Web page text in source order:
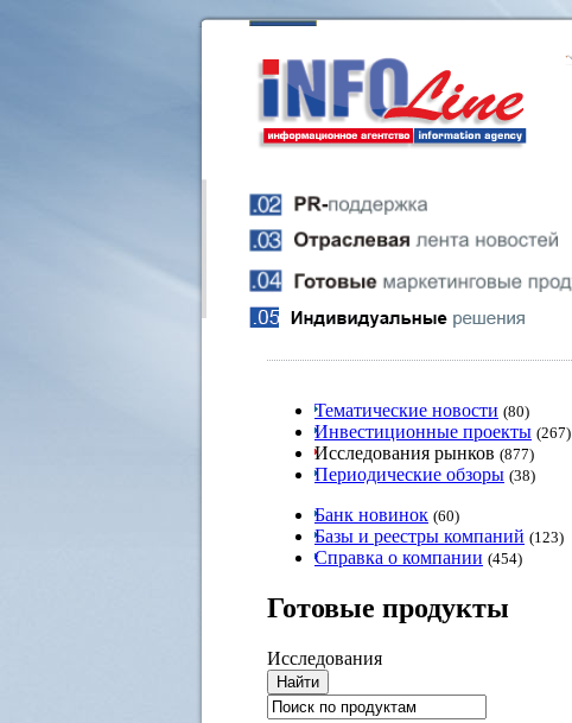
Тематические новости (80)
Инвестиционные проекты (267)
Исследования рынков (877)
Периодические обзоры (38)
Банк новинок (60)
Базы и реестры компаний (123)
Справка о компании (454)
Готовые продукты
Исследования